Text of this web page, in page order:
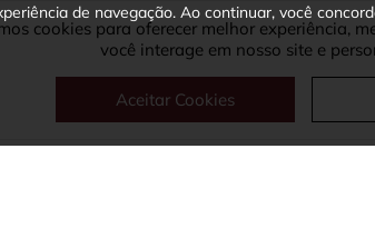
80030-001 - Curitiba - PR
Fone/fax: (41) 4063-5302
cookies para oferecer melhor experiência,
você interage em nosso site e
Aceitar Cookies
de navegação. Ao continuar, você